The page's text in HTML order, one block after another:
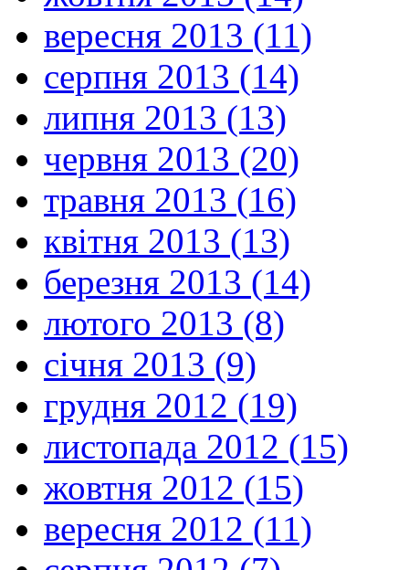
вересня 2013 (11)
серпня 2013 (14)
липня 2013 (13)
червня 2013 (20)
травня 2013 (16)
квітня 2013 (13)
березня 2013 (14)
лютого 2013 (8)
січня 2013 (9)
грудня 2012 (19)
листопада 2012 (15)
жовтня 2012 (15)
вересня 2012 (11)